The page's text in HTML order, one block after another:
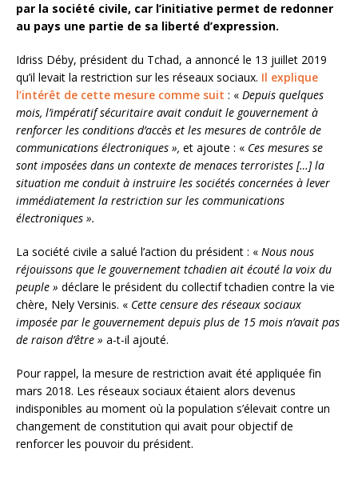
par la société civile, car l’initiative permet de redonner
au pays une partie de sa liberté d’expression.
Idriss Déby, président du Tchad, a annoncé le 13 juillet 2019
qu’il levait la restriction sur les réseaux sociaux. Il explique
l’intérêt de cette mesure comme suit : « Depuis quelques
mois, l’impératif sécuritaire avait conduit le gouvernement à
renforcer les conditions d’accès et les mesures de contrôle de
communications électroniques », et ajoute : « Ces mesures se
sont imposées dans un contexte de menaces terroristes […] la
situation me conduit à instruire les sociétés concernées à lever
immédiatement la restriction sur les communications
électroniques ».
La société civile a salué l’action du président : « Nous nous
réjouissons que le gouvernement tchadien ait écouté la voix du
peuple » déclare le président du collectif tchadien contre la vie
chère, Nely Versinis. « Cette censure des réseaux sociaux
imposée par le gouvernement depuis plus de 15 mois n’avait pas
de raison d’être » a-t-il ajouté.
Pour rappel, la mesure de restriction avait été appliquée fin
mars 2018. Les réseaux sociaux étaient alors devenus
indisponibles au moment où la population s’élevait contre un
changement de constitution qui avait pour objectif de
renforcer les pouvoir du président.